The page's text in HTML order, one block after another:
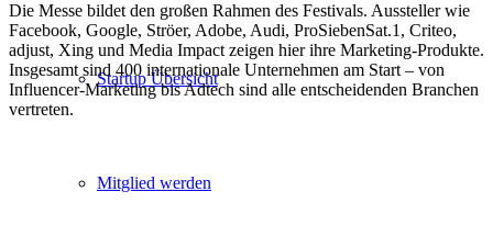
Startup Übersicht
Mitglied werden
Die Messe bildet den großen Rahmen des Festivals. Aussteller wie
Facebook, Google, Ströer, Adobe, Audi, ProSiebenSat.1, Criteo,
adjust, Xing und Media Impact zeigen hier ihre Marketing-Produkte.
Insgesamt sind 400 internationale Unternehmen am Start – von
Influencer-Marketing bis Adtech sind alle entscheidenden Branchen
vertreten.